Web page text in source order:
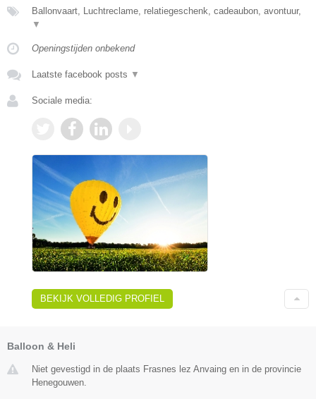
Ballonvaart, Luchtreclame, relatiegeschenk, cadeaubon, avontuur,
▼
Openingstijden onbekend
Laatste facebook posts ▼
Sociale media:
BEKIJK VOLLEDIG PROFIEL
Balloon & Heli
Niet gevestigd in de plaats Frasnes lez Anvaing en in de provincie
Henegouwen.